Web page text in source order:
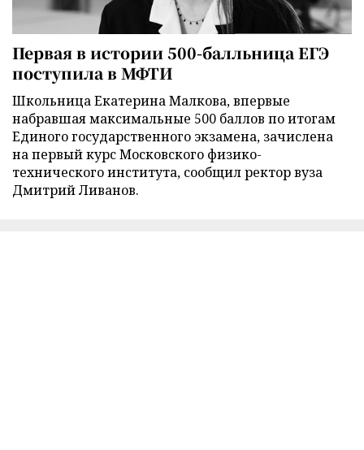
Первая в истории 500-балльница ЕГЭ
поступила в МФТИ
Школьница Екатерина Малкова, впервые
набравшая максимальные 500 баллов по итогам
Единого государственного экзамена, зачислена
на первый курс Московского физико-
технического института, сообщил ректор вуза
Дмитрий Ливанов.